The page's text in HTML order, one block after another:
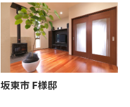
坂東市 F様邸